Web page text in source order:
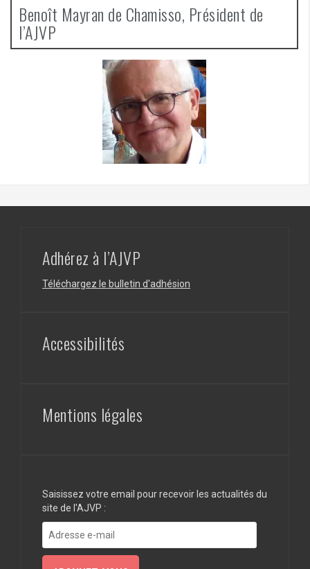
Benoît Mayran de Chamisso, Président de
l’AJVP
Adhérez à l’AJVP
Téléchargez le bulletin d'adhésion
Accessibilités
Mentions légales
Saisissez votre email pour recevoir les actualités du
site de l'AJVP :
e-
mail